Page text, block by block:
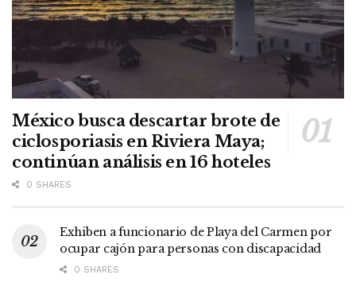
México busca descartar brote de
ciclosporiasis en Riviera Maya;
continúan análisis en 16 hoteles
0 SHARES
Exhiben a funcionario de Playa del Carmen por
ocupar cajón para personas con discapacidad
0 SHARES